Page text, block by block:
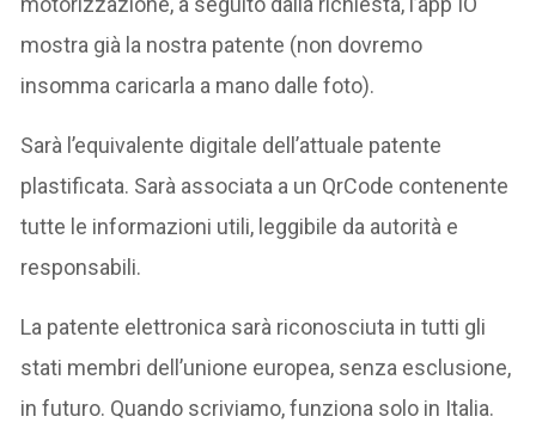
mostra già la nostra patente (non dovremo
insomma caricarla a mano dalle foto).
Sarà l’equivalente digitale dell’attuale patente
plastificata. Sarà associata a un QrCode contenente
tutte le informazioni utili, leggibile da autorità e
responsabili.
La patente elettronica sarà riconosciuta in tutti gli
stati membri dell’unione europea, senza esclusione,
in futuro. Quando scriviamo, funziona solo in Italia.